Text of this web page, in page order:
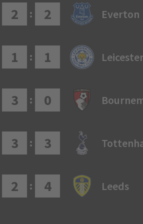
2 : 2 Everton
1 : 1
3 : 0
3 : 3
2 : 4 Leeds